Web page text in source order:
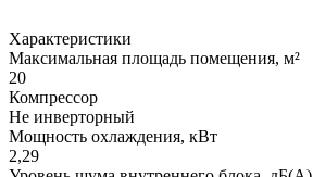
Характеристики
Максимальная площадь помещения, м²
20
Компрессор
Не инверторный
Мощность охлаждения, кВт
2,29